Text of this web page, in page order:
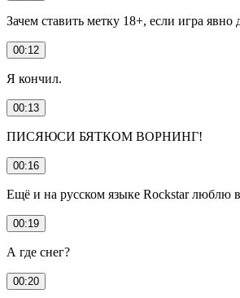
Зачем ставить метку 18+, если игра явно
00:12
Я кончил.
00:13
ПИСЯЮСИ БЯТКОМ ВОРНИНГ!
00:16
Ещё и на русском языке Rockstar люблю
00:19
А где снег?
00:20